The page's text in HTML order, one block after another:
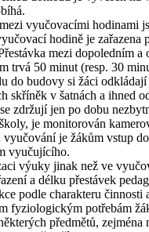
vyučovacími hodinami
hodině je zařazena
mezi dopoledním a
trvá 50 minut (resp. 30
do budovy si žáci
skříněk v šatnách a ihned
zdržují jen po dobu
je monitorován
je žákům vstup
vyučujícího.
výuky jinak než ve
a délku přestávek
podle charakteru činnosti
fyziologickým potřebám
předmětů, zejména